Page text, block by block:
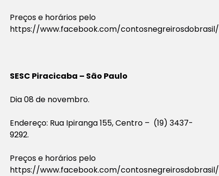
Preços e horários pelo
https://www.facebook.com/contosnegreirosdobrasil/
SESC Piracicaba – São Paulo
Dia 08 de novembro.
Endereço: Rua Ipiranga 155, Centro – (19) 3437-
9292.
Preços e horários pelo
https://www.facebook.com/contosnegreirosdobrasil/